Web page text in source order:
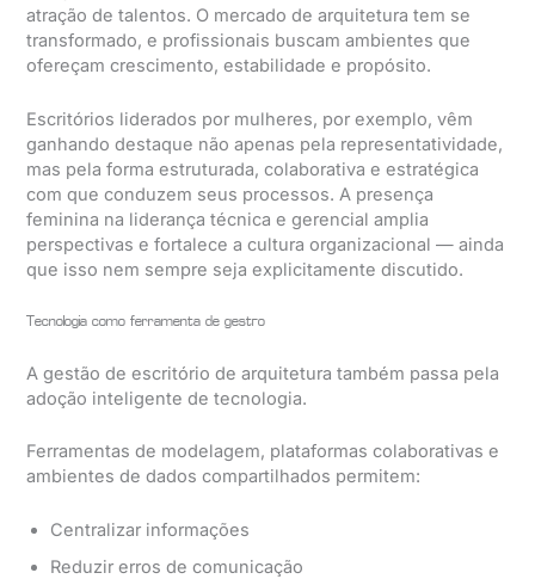
atração de talentos. O mercado de arquitetura tem se
transformado, e profissionais buscam ambientes que
ofereçam crescimento, estabilidade e propósito.
Escritórios liderados por mulheres, por exemplo, vêm
ganhando destaque não apenas pela representatividade,
mas pela forma estruturada, colaborativa e estratégica
com que conduzem seus processos. A presença
feminina na liderança técnica e gerencial amplia
perspectivas e fortalece a cultura organizacional — ainda
que isso nem sempre seja explicitamente discutido.
Tecnologia como ferramenta de gestão
A gestão de escritório de arquitetura também passa pela
adoção inteligente de tecnologia.
Ferramentas de modelagem, plataformas colaborativas e
ambientes de dados compartilhados permitem:
Centralizar informações
Reduzir erros de comunicação